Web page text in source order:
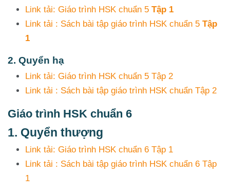
Link tải: Giáo trình HSK chuẩn 5 Tập 1
Link tải : Sách bài tập giáo trình HSK chuẩn 5 Tập
1
2. Quyển hạ
Link tải: Giáo trình HSK chuẩn 5 Tập 2
Link tải : Sách bài tập giáo trình HSK chuẩn Tập 2
Giáo trình HSK chuẩn 6
1. Quyển thượng
Link tải: Giáo trình HSK chuẩn 6 Tập 1
Link tải : Sách bài tập giáo trình HSK chuẩn 6 Tập
1
Hsk1 - Hs...